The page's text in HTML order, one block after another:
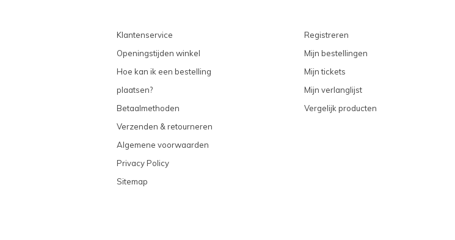
Klantenservice
Openingstijden winkel
Hoe kan ik een bestelling
plaatsen?
Betaalmethoden
Verzenden & retourneren
Algemene voorwaarden
Privacy Policy
Sitemap
Registreren
Mijn bestellingen
Mijn tickets
Mijn verlanglijst
Vergelijk producten